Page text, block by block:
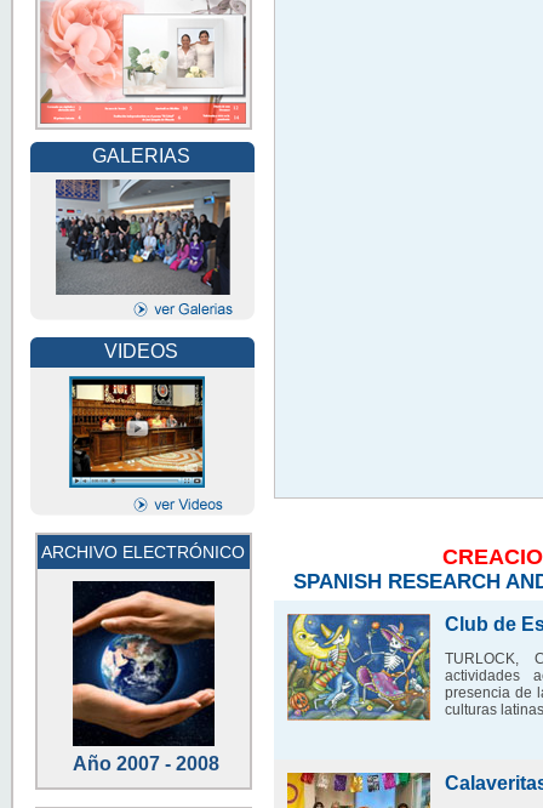
GALERIAS
VIDEOS
ARCHIVO ELECTRÓNICO
Año 2007 - 2008
SPANISH RESEARCH
Club de
TURLOCK,
actividades
presencia de
culturas